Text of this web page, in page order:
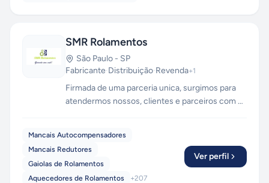
SMR Rolamentos
São Paulo - SP
Fabricante·Distribuição·Revenda+1
Firmada de uma parceria unica, surgimos para
atendermos nossos, clientes e parceiros com o
promover maior qualidade no mercado de peças
de reposição para a industria.
Mancais Autocompensadores
Mancais Redutores
Gaiolas de Rolamentos
Aquecedores de Rolamentos
+207
Ver perfil